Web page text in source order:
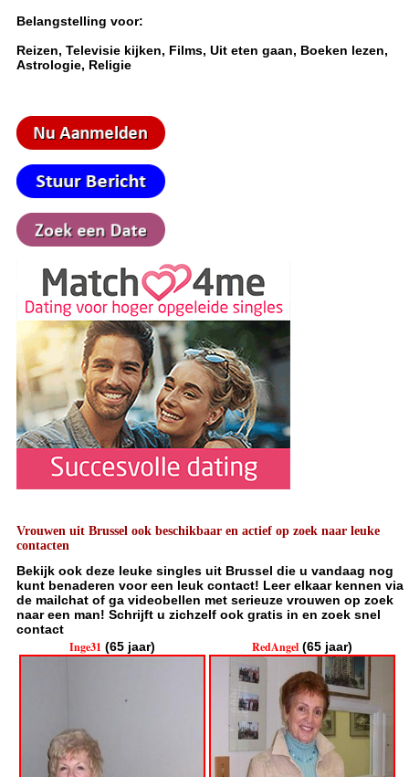
Belangstelling voor:
Reizen, Televisie kijken, Films, Uit eten gaan, Boeken lezen,
Astrologie, Religie
Vrouwen uit Brussel ook beschikbaar en actief op zoek naar leuke
contacten
Bekijk ook deze leuke singles uit Brussel die u vandaag nog
kunt benaderen voor een leuk contact! Leer elkaar kennen via
de mailchat of ga videobellen met serieuze vrouwen op zoek
naar een man! Schrijft u zichzelf ook gratis in en zoek snel
contact
Inge31 (65 jaar) RedAngel (65 jaar)